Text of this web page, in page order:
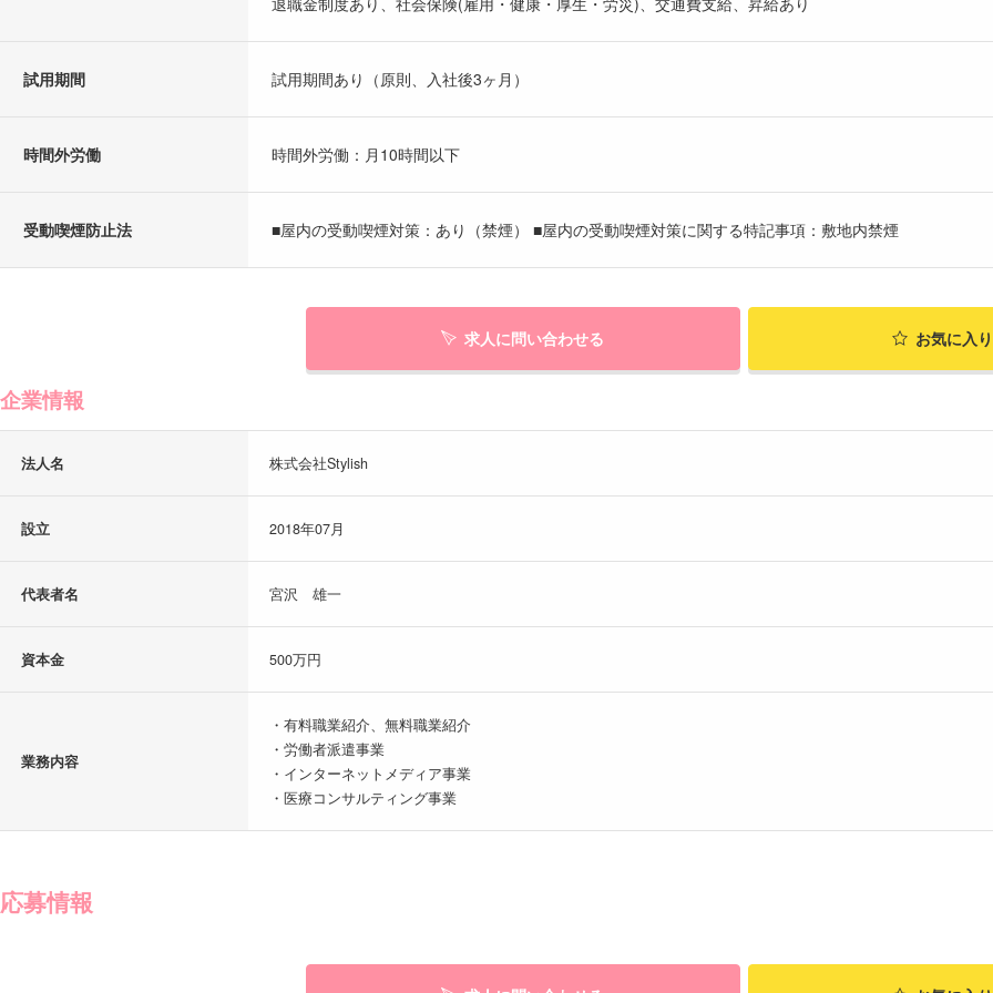
試用期間 試用期間あり（原則、入社後3ヶ月）
時間外労働 時間外労働：月10時間以下
受動喫煙防止法 ■屋内の受動喫煙対策：あり（禁煙） ■屋内の受動喫煙対策に関する特記事項：敷地内禁煙
求人に問い合わせる お気に入
企業情報
法人名 株式会社Stylish
設立 2018年07月
代表者名 宮沢 雄一
資本金 500万円
業務内容
・有料職業紹介、無料職業紹介
・労働者派遣事業
・インターネットメディア事業
・医療コンサルティング事業
応募情報